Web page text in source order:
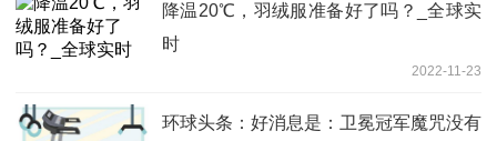
降温20℃，羽绒服准备好了吗？_全球实
时
2022-11-23
环球头条：好消息是：卫冕冠军魔咒没有